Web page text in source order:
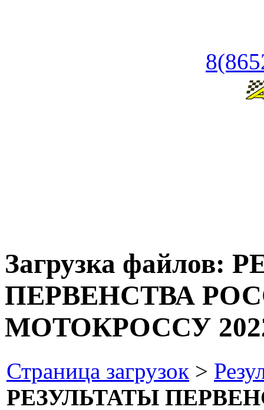
Загрузка файлов:
ПЕРВЕНСТВА
МОТОКРОССУ
Страница загрузок >
РЕЗУЛЬТАТЫ